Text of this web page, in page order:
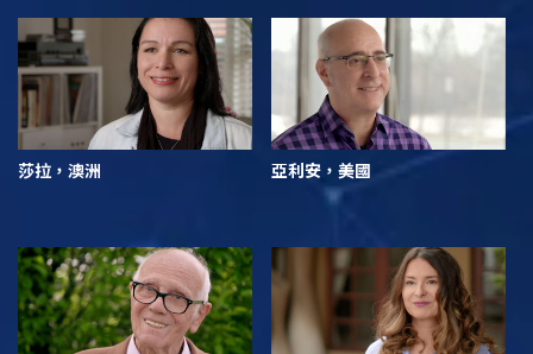
莎拉，澳洲 亞利安，美國